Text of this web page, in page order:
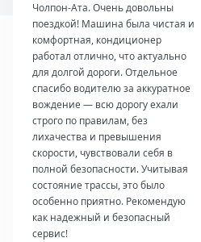
Чолпон-Ата. Очень довольны
поездкой! Машина была чистая и
комфортная, кондиционер
работал отлично, что актуально
для долгой дороги. Отдельное
спасибо водителю за аккуратное
вождение — всю дорогу ехали
строго по правилам, без
лихачества и превышения
скорости, чувствовали себя в
полной безопасности. Учитывая
состояние трассы, это было
особенно приятно. Рекомендую
как надежный и безопасный
сервис!